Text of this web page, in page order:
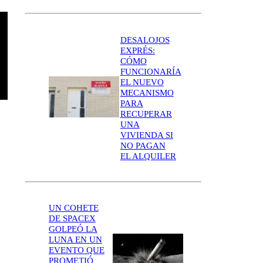
DESALOJOS
EXPRÉS:
CÓMO
FUNCIONARÍA
EL NUEVO
MECANISMO
PARA
RECUPERAR
UNA
VIVIENDA SI
NO PAGAN
EL ALQUILER
UN COHETE
DE SPACEX
GOLPEÓ LA
LUNA EN UN
EVENTO QUE
PROMETIÓ